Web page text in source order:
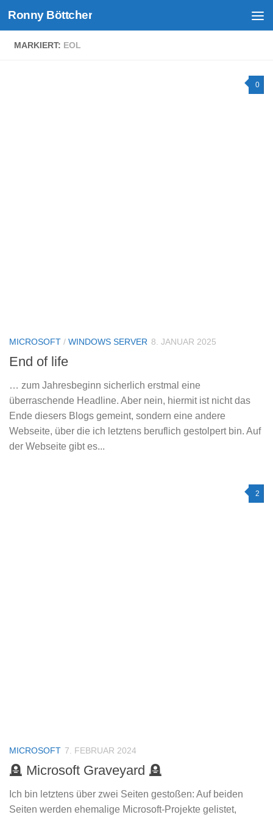
Unter dem Inhalt
Ronny Böttcher
MARKIERT: EOL
0
MICROSOFT / WINDOWS SERVER 8. JANUAR 2025
End of life
… zum Jahresbeginn sicherlich erstmal eine
überraschende Headline. Aber nein, hiermit ist nicht das
Ende diesers Blogs gemeint, sondern eine andere
Webseite, über die ich letztens beruflich gestolpert bin. Auf
der Webseite gibt es...
2
MICROSOFT 7. FEBRUAR 2024
🪦 Microsoft Graveyard 🪦
Ich bin letztens über zwei Seiten gestoßen: Auf beiden
Seiten werden ehemalige Microsoft-Projekte gelistet,